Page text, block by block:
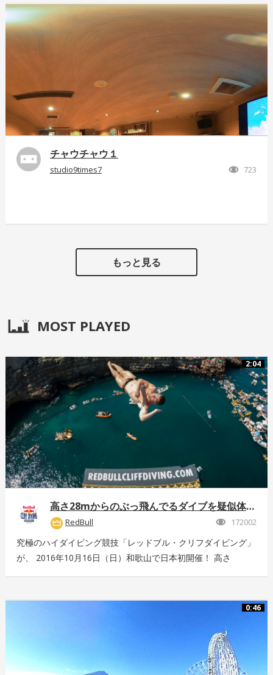
チャウチャウ１
studio9times7 723
もっと見る
MOST PLAYED
2:04
高さ28mからのぶっ飛んでるダイブを疑似体験！
RedBull 172002
究極のハイダイビング競技「レッドブル・クリフダイビング」
が、 2016年10月16日（日）和歌山で日本初開催！ 高さ
こちら：http://www.redbull.com/cliff-diving
0:46